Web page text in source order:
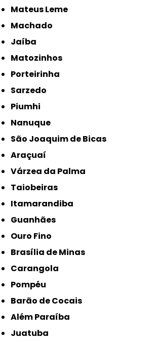
Mateus Leme
Machado
Jaíba
Matozinhos
Porteirinha
Sarzedo
Piumhi
Nanuque
São Joaquim de Bicas
Araçuaí
Várzea da Palma
Taiobeiras
Itamarandiba
Guanhães
Ouro Fino
Brasília de Minas
Carangola
Pompéu
Barão de Cocais
Além Paraíba
Juatuba